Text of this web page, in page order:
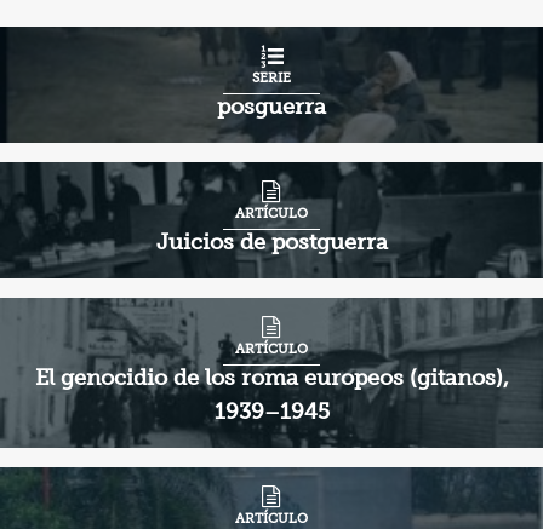
of
posguerra
SERIE
Juicios de postguerra
ARTÍCULO
El genocidio de los roma europeos (gitanos),
1939–1945
ARTÍCULO
ARTÍCULO